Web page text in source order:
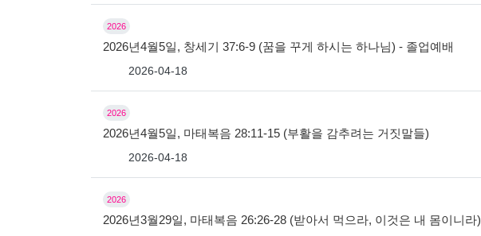
2026
2026년4월5일, 창세기 37:6-9 (꿈을 꾸게 하시는 하나님) - 졸업예배
2026-04-18
2026
2026년4월5일, 마태복음 28:11-15 (부활을 감추려는 거짓말들)
2026-04-18
2026
2026년3월29일, 마태복음 26:26-28 (받아서 먹으라, 이것은 내 몸이니라)